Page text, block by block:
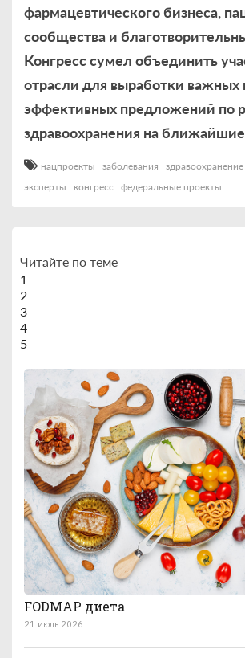
фармацевтического бизнеса,
сообщества и
Конгресс сумел объединить
отрасли для выработки важных
эффективных предложений по
здравоохранения на
нацпроекты заболевания здравоохранение
эксперты
конгресс федеральные проекты
Читайте по теме
1
2
3
4
5
FODMAP диета
21 июль 2026